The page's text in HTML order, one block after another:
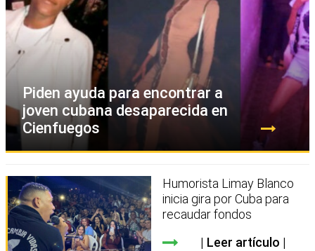
Piden ayuda para encontrar a
joven cubana desaparecida en
Cienfuegos
Humorista Limay Blanco
inicia gira por Cuba para
recaudar fondos
Leer artículo